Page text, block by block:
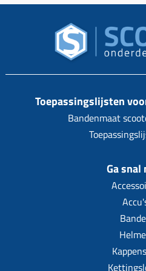
Toepassingslijsten
Bandenmaat
Ga snal